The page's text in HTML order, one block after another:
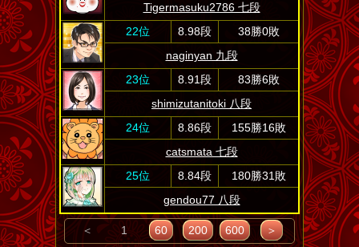
Tigermasuku2786 七段
22位
8.98段
38勝0敗
naginyan 九段
23位
8.91段
83勝6敗
shimizutanitoki 八段
24位
8.86段
155勝16敗
catsmata 七段
25位
8.84段
180勝31敗
gendou77 八段
＜ 1 60 200 600 ＞